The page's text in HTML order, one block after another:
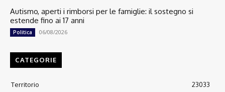
Autismo, aperti i rimborsi per le famiglie: il sostegno si
estende fino ai 17 anni
Politica 06/08/2026
CATEGORIE
Territorio
23033